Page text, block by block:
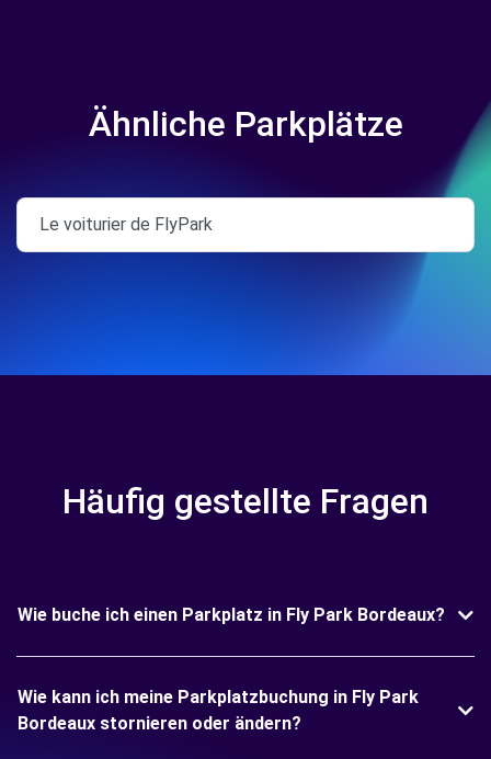
Ähnliche Parkplätze
Le voiturier de FlyPark
Häufig gestellte Fragen
Wie buche ich einen Parkplatz in Fly Park Bordeaux?
Wie kann ich meine Parkplatzbuchung in Fly Park
Bordeaux stornieren oder ändern?